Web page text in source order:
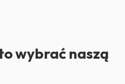
wybrać naszą